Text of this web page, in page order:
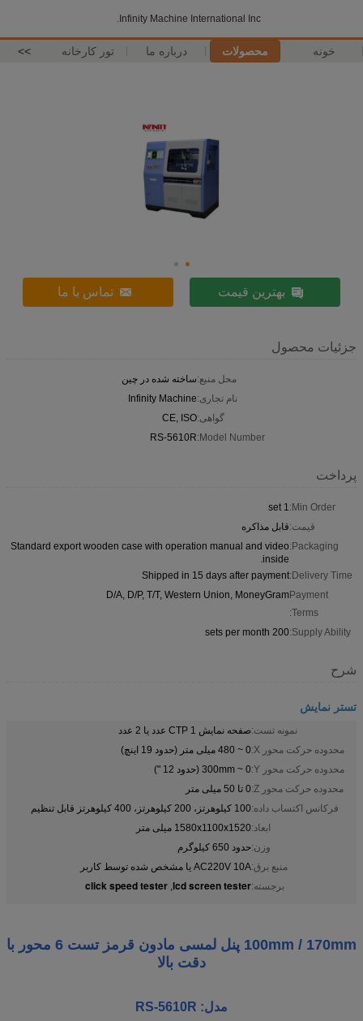
Infinity Machine International Inc.
خونه محصولات درباره ما تور کارخانه >>
بهترین قیمت تماس با ما
جزئیات محصول
محل منبع:ساخته شده در چین
نام تجاری:Infinity Machine
گواهی:CE, ISO
Model Number:
RS-5610R
پرداخت
Min Order:
1 set
قیمت:قابل مذاکره
Packaging:
Standard export wooden case with operation manual and video
inside.
Delivery Time:
Shipped in 15 days after payment
Payment
Terms:
D/A, D/P, T/T, Western Union, MoneyGram
Supply Ability:
200 sets per month
شرح
تستر نمایش
نمونه تست:صفحه نمایش CTP 1 عدد یا 2 عدد
محدوده حرکت محور X:
0 ~ 480 میلی متر (حدود 19 اینچ)
محدوده حرکت محور Y:
0 ~ 300mm (حدود 12 ")
محدوده حرکت محور Z:
0 تا 50 میلی متر
فرکانس اکتساب داده:100 کیلوهرتز، 200 کیلوهرتز، 400 کیلوهرتز قابل تنظیم
ابعاد:1580x1100x1520 میلی متر
وزن:حدود 650 کیلوگرم
منبع برق:AC220V 10A یا مشخص شده توسط کاربر
برجسته:lcd screen tester
,
click speed tester
100mm / 170mm پنل لمسی مادون قرمز تست 6 محور با
دقت بالا
مدل: RS-5610R